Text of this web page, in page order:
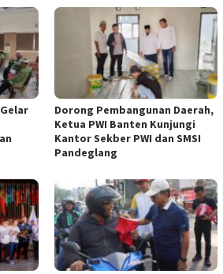
Dorong Pembangunan Daerah,
Ketua PWI Banten Kunjungi
Kantor Sekber PWI dan SMSI
Pandeglang